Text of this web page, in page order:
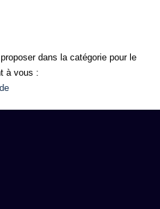
dans la catégorie pour le
à vous :